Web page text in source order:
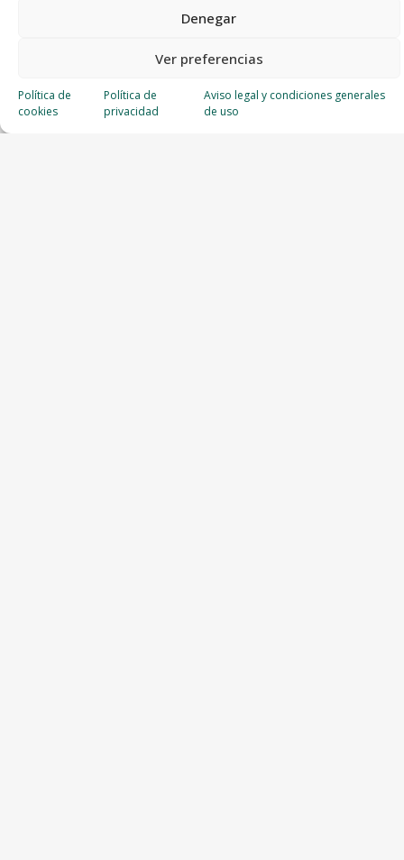
Denegar
Ver preferencias
Política de
cookies
Política de
privacidad
Aviso legal y condiciones generales
de uso